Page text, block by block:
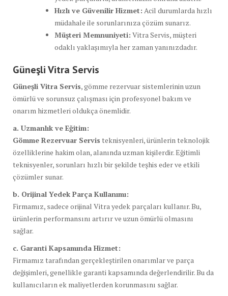
Hızlı ve Güvenilir Hizmet: Acil durumlarda hızlı
müdahale ile sorunlarınıza çözüm sunarız.
Müşteri Memnuniyeti: Vitra Servis, müşteri
odaklı yaklaşımıyla her zaman yanınızdadır.
Güneşli Vitra Servis
Güneşli Vitra Servis, gömme rezervuar sistemlerinin uzun
ömürlü ve sorunsuz çalışması için profesyonel bakım ve
onarım hizmetleri oldukça önemlidir.
a. Uzmanlık ve Eğitim:
Gömme Rezervuar Servis teknisyenleri, ürünlerin teknolojik
özelliklerine hakim olan, alanında uzman kişilerdir. Eğitimli
teknisyenler, sorunları hızlı bir şekilde teşhis eder ve etkili
çözümler sunar.
b. Orijinal Yedek Parça Kullanımı:
Firmamız, sadece orijinal Vitra yedek parçaları kullanır. Bu,
ürünlerin performansını artırır ve uzun ömürlü olmasını
sağlar.
c. Garanti Kapsamında Hizmet:
Firmamız tarafından gerçekleştirilen onarımlar ve parça
değişimleri, genellikle garanti kapsamında değerlendirilir. Bu da
kullanıcıların ek maliyetlerden korunmasını sağlar.